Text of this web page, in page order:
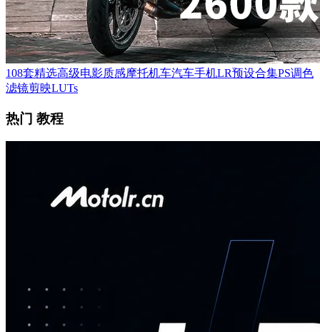
108套精选高级电影质感摩托机车汽车手机LR预设合集PS调色
滤镜剪映LUTs
热门 教程